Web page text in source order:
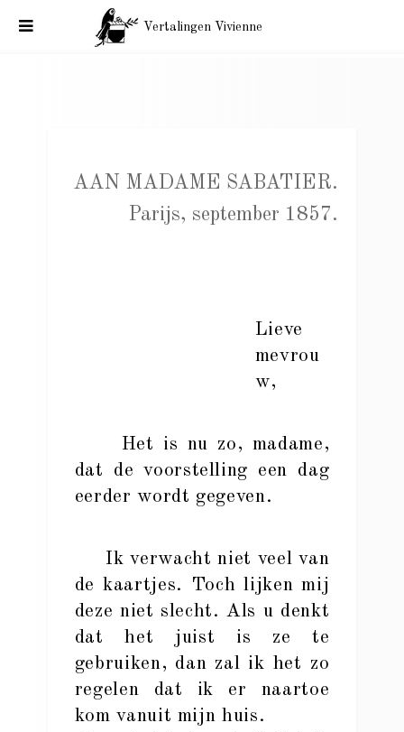
Vertalingen Vivienne
AAN MADAME SABATIER.
Parijs, september 1857.
Lieve
mevrou
w,
Het is nu zo, madame,
dat de voorstelling een dag
eerder wordt gegeven.
Ik verwacht niet veel van
de kaartjes. Toch lijken mij
deze niet slecht. Als u denkt
dat het juist is ze te
gebruiken, dan zal ik het zo
regelen dat ik er naartoe
kom vanuit mijn huis.